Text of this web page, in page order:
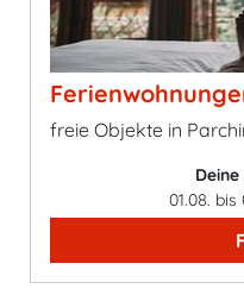
freie Objekte in
01.08. bis